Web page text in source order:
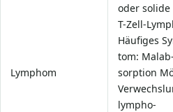
Lymphom
oder solide
T-Zell-
Häufiges
tom: Malab-
sorption
lympho-